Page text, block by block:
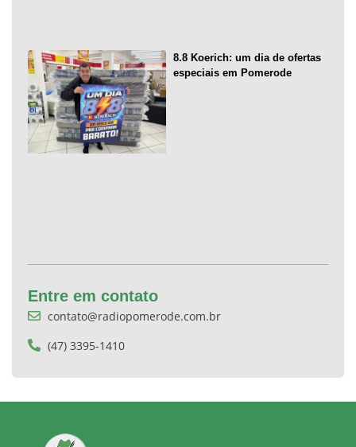
8.8 Koerich: um dia de ofertas
especiais em Pomerode
Entre em contato
contato@radiopomerode.com.br
(47) 3395-1410